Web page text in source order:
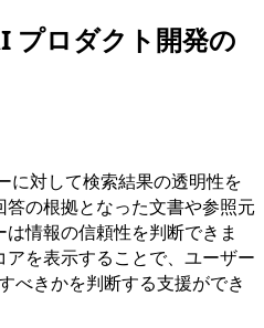
プロダクト開発の
に対して検索結果の透明性を
の根拠となった文書や参照元
情報の信頼性を判断できま
を表示することで、ユーザー
べきかを判断する支援ができ